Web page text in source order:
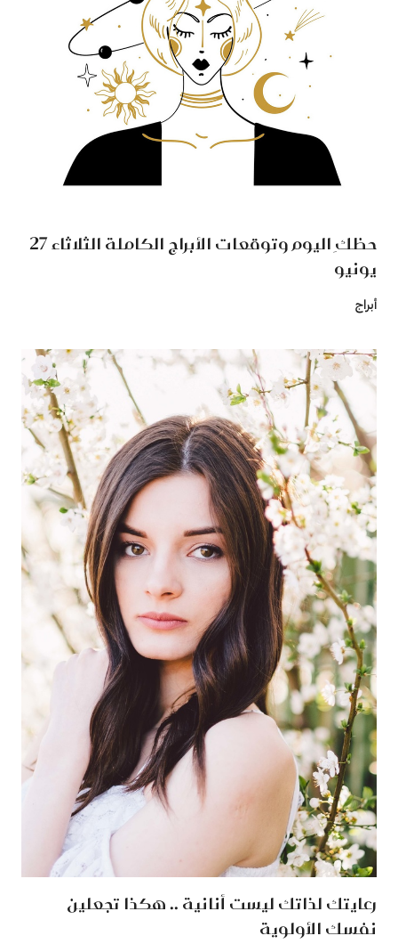
حظكِ اليوم وتوقعات الأبراج الكاملة الثلاثاء 27
يونيو
أبراج
رعايتك لذاتك ليست أنانية .. هكذا تجعلين
نفسك الأولوية